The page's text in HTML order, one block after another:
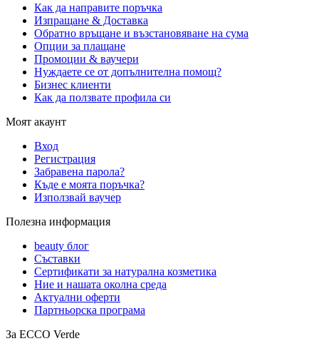
Как да направите поръчка
Изпращане & Доставка
Обратно връщане и възстановяване на сума
Опции за плащане
Промоции & ваучери
Нуждаете се от допълнителна помощ?
Бизнес клиенти
Как да ползвате профила си
Моят акаунт
Вход
Регистрация
Забравена парола?
Къде е моята поръчка?
Използвай ваучер
Полезна информация
beauty блог
Съставки
Сертификати за натурална козметика
Ние и нашата околна среда
Актуални оферти
Партньорска програма
За ECCO Verde